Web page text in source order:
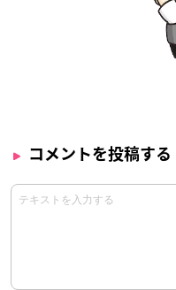
コメントを投稿する